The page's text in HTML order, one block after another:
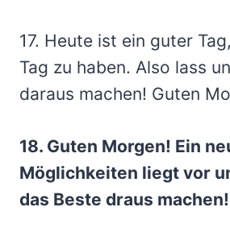
17. Heute ist ein guter
Tag zu haben. Also lass
daraus machen! Guten
18. Guten Morgen! Ein
Möglichkeiten liegt vor
das Beste draus machen!